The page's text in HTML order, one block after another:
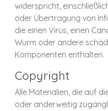
widerspricht,
oder Übertragung von
die einen Virus, einen
Wurm oder andere
Komponenten enthalten.
Copyright
Alle Materialien, die auf
oder anderweitig